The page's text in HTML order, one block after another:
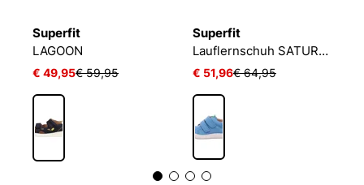
Superfit
LAGOON
€ 49,95€ 59,95
Superfit
Lauflernschuh SATURNUS
€ 51,96€ 64,95